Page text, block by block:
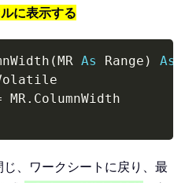
に表示する
(MR As Range ) As
MR.
、ワークシートに戻り、最